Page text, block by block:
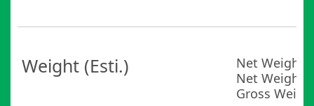
Weight (Esti.)
Net Weight :
Net Weight
Gross